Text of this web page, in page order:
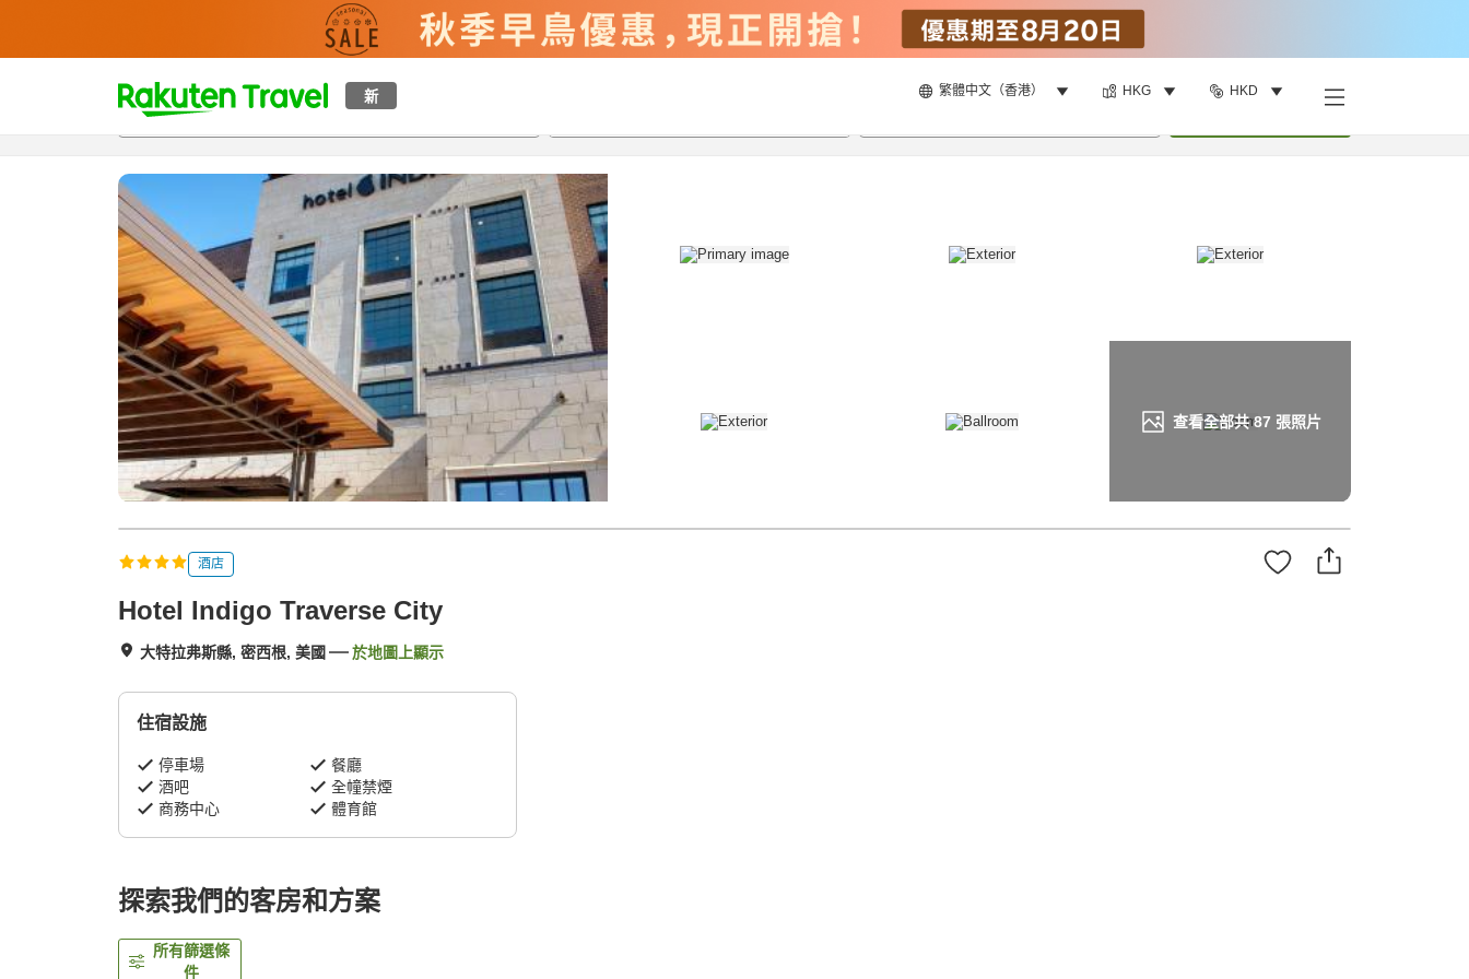
新 繁體中文（香港） HKG HKD
t
p
a
g
e
_
s
e
a
c
h
查看全部共87 張照片
概覽房間及住宿方案 評價設施
酒店
Hotel Indigo Traverse City
大特拉弗斯縣, 密西根, 美國 於地圖上顯示
住宿設施
停車場
餐廳
酒吧
全幢禁煙
商務中心
體育館
探索我們的客房和方案
所有篩選條
件